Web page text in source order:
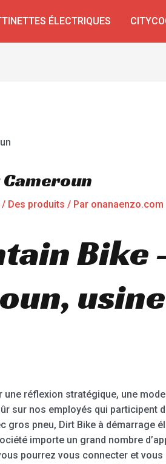
ÉLECTRIQUES
Cameroun
/ Des produits / Par onanaenzo.com
Bike
une réflexion stratégique, une
sur nos employés qui participent
gros pneu, Dirt Bike à démarrage
importe un grand nombre
pourrez vous connecter et